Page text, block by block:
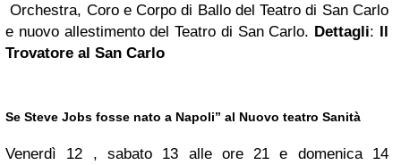
Orchestra, Coro e Corpo di Ballo del Teatro di San Carlo
e nuovo allestimento del Teatro di San Carlo. Dettagli: Il
Trovatore al San Carlo
Se Steve Jobs fosse nato a Napoli” al Nuovo teatro Sanità
Venerdì 12 , sabato 13 alle ore 21 e domenica 14